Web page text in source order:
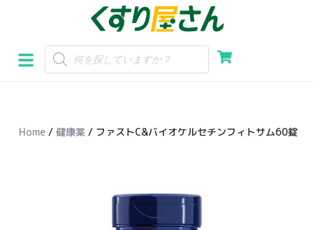
ン
テ
スHome / 健康薬 / ファストC&バイオケルセチンフィトサム60錠